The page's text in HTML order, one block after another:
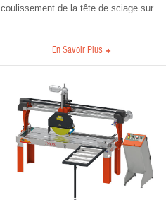
coulissement de la tête de sciage sur…
En Savoir Plus